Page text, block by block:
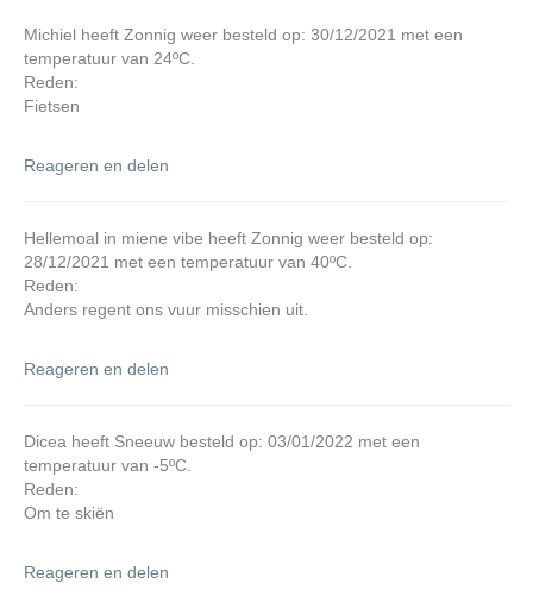
Michiel heeft Zonnig weer besteld op: 30/12/2021 met een
temperatuur van 24ºC.
Reden:
Fietsen
Reageren en delen
Hellemoal in miene vibe heeft Zonnig weer besteld op:
28/12/2021 met een temperatuur van 40ºC.
Reden:
Anders regent ons vuur misschien uit.
Reageren en delen
Dicea heeft Sneeuw besteld op: 03/01/2022 met een
temperatuur van -5ºC.
Reden:
Om te skiën
Reageren en delen